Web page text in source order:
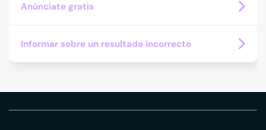
Anúnciate gratis
Informar sobre un resultado incorrecto